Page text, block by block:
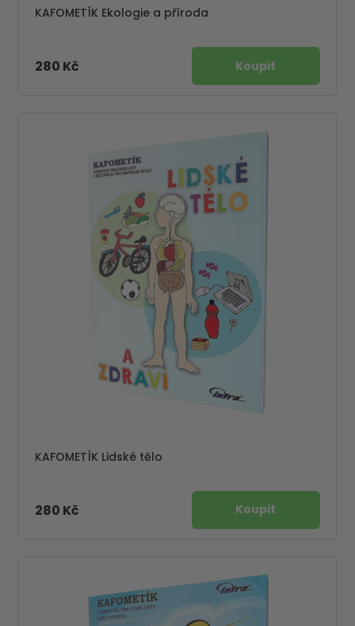
KAFOMETÍK Ekologie a příroda
280 Kč
KAFOMETÍK Lidské tělo
280 Kč